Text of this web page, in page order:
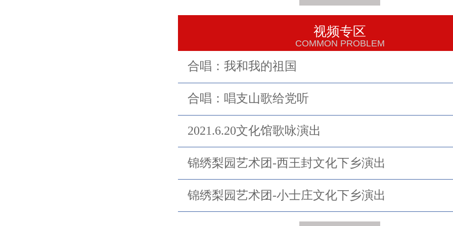
视频专区
COMMON PROBLEM
合唱：我和我的祖国
合唱：唱支山歌给党听
2021.6.20文化馆歌咏演出
锦绣梨园艺术团-西王封文化下乡演出
锦绣梨园艺术团-小士庄文化下乡演出